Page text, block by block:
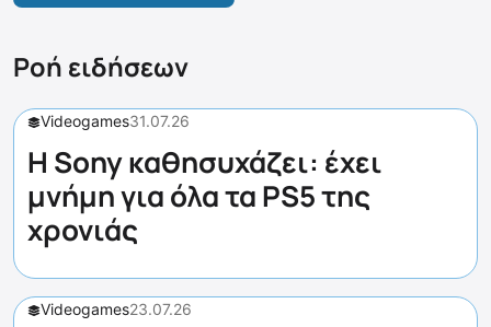
Ροή ειδήσεων
Videogames31.07.26
Η Sony καθησυχάζει: έχει
μνήμη για όλα τα PS5 της
χρονιάς
Videogames23.07.26